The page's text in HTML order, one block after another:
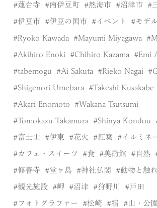
蓮台寺 南伊豆町 熱海市 沼津市
伊豆市 伊豆の国市 イベント モデ
Ryoko Kawada Mayumi Miyagawa
Akihiro Enoki Chihiro Kazama Emi
tabemogu Ai Sakuta Rieko Nagai
Shigenori Umebara Takeshi Kusakabe
Akari Enomoto Wakana Tsutsumi
Tomokazu Takamura Shinya Kondou
富士山 伊東 花火 紅葉 イルミネ
カフェ・スイーツ 食 美術館 自然
修善寺 堂ヶ島 神社仏閣 動物と触
観光施設 岬 沼津 狩野川 戸田
フォトグラファー 松崎 宿 山・公